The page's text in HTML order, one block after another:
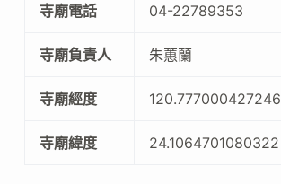
寺廟電話 04-22789353
寺廟負責人 朱蕙蘭
寺廟經度 120.777000427246
寺廟緯度 24.1064701080322